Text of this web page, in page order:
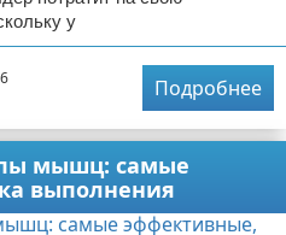
у
Подробнее
мышц: самые
выполнения